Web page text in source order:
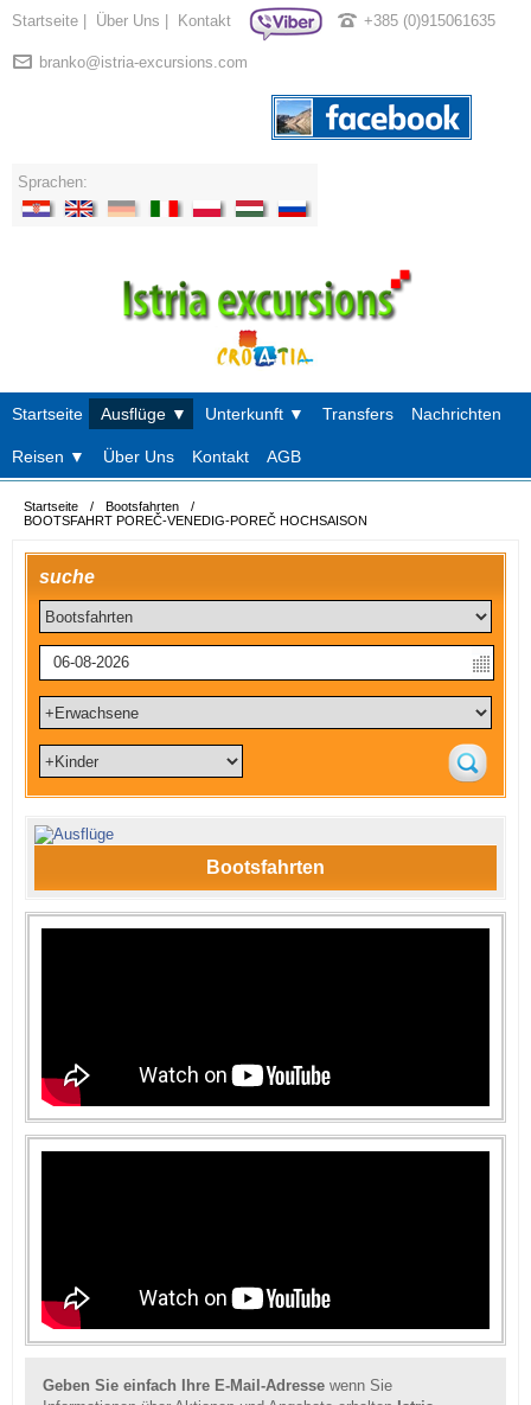
Startseite Über Uns Kontakt +385 (0)915061635
branko@istria-excursions.com
Sprachen:
Startseite Ausflüge ▼ Unterkunft ▼ Transfers Nachrichten
Reisen ▼ Über Uns Kontakt AGB
Startseite / Bootsfahrten
/
BOOTSFAHRT POREČ-VENEDIG-POREČ HOCHSAISON
suche
Bootsfahrten
Geben Sie einfach Ihre E-Mail-Adresse wenn Sie